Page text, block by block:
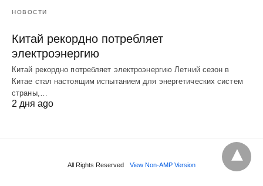
НОВОСТИ
Китай рекордно потребляет
электроэнергию
Китай рекордно потребляет электроэнергию Летний сезон в
Китае стал настоящим испытанием для энергетических систем
страны,…
2 дня ago
All Rights Reserved View Non-AMP Version